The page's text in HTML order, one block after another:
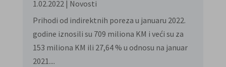
1.02.2022 | Novosti
Prihodi od indirektnih poreza u januaru 2022.
godine iznosili su 709 miliona KM i veći su za
153 miliona KM ili 27,64 % u odnosu na januar
2021....